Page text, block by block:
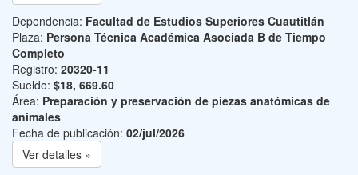
Dependencia: Facultad de Estudios Superiores Cuautitlán
Plaza: Persona Técnica Académica Asociada B de Tiempo
Completo
Registro: 20320-11
Sueldo: $18, 669.60
Área: Preparación y preservación de piezas anatómicas de
animales
Fecha de publicación: 02/jul/2026
Ver detalles »